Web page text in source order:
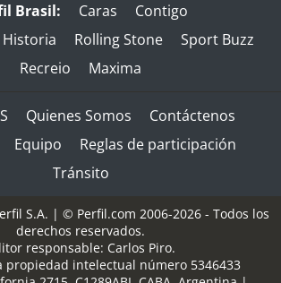
Brasil: Caras
Contigo
Rolling Stone
Sport Buzz
Recreio
Maxima
Quienes Somos
Contáctenos
Equipo
Reglas de participación
Tránsito
S.A. | © Perfil.com 2006-2026 - Todos los
derechos reservados.
responsable: Carlos Piro.
propiedad intelectual número 5346433